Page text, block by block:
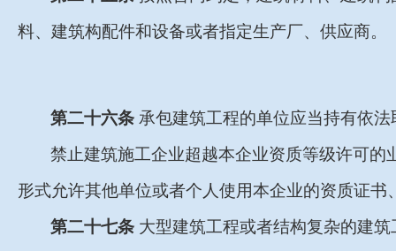
料、建筑构配件和设备或者指定生产厂、供应商。
第二十六条 承包建筑工程的单位应当持有依
禁止建筑施工企业超越本企业资质等级许可
形式允许其他单位或者个人使用本企业的资质证
第二十七条 大型建筑工程或者结构复杂的建